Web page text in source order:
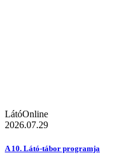
LátóOnline
2026.07.29
A 10. Látó-tábor programja